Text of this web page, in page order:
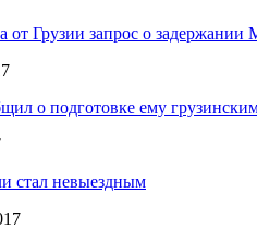
от Грузии запрос о
о подготовке ему
стал невыездным